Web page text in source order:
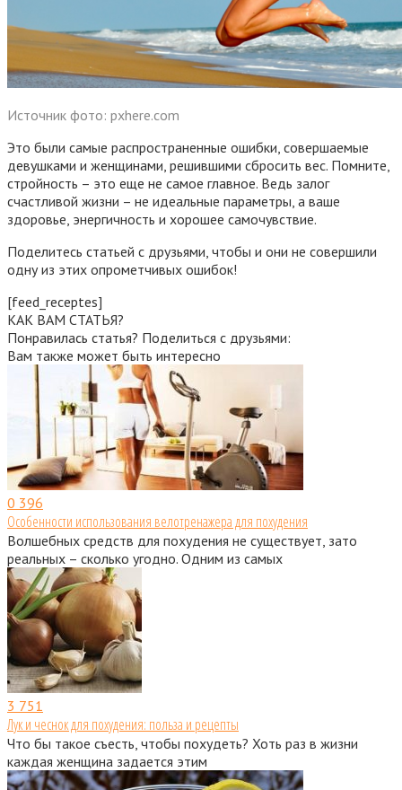
Источник фото: pxhere.com
Это были самые распространенные ошибки, совершаемые
девушками и женщинами, решившими сбросить вес. Помните,
стройность – это еще не самое главное. Ведь залог
счастливой жизни – не идеальные параметры, а ваше
здоровье, энергичность и хорошее самочувствие.
Поделитесь статьей с друзьями, чтобы и они не совершили
одну из этих опрометчивых ошибок!
[feed_receptes]
КАК ВАМ СТАТЬЯ?
Понравилась статья? Поделиться с друзьями:
Вам также может быть интересно
0 396
Особенности использования велотренажера для похудения
Волшебных средств для похудения не существует, зато
реальных – сколько угодно. Одним из самых
3 751
Лук и чеснок для похудения: польза и рецепты
Что бы такое съесть, чтобы похудеть? Хоть раз в жизни
каждая женщина задается этим